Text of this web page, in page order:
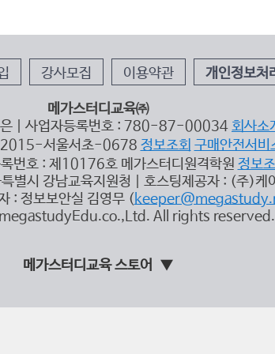
강사모집 이용약관 개인정보처
메가스터디교육㈜
은 | 사업자등록번호 : 780-87-00034 회사소
2015-서울서초-0678 정보조회 구매안전서비
록번호 : 제10176호 메가스터디원격학원 정보
별시 강남교육지원청 | 호스팅제공자 : (주)케
: 정보보안실 김영무 (
All rights reserved.
메가스터디교육 스토어